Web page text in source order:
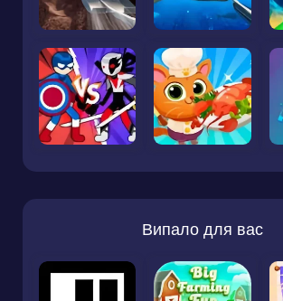
Випало для вас